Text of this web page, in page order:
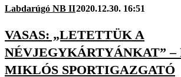
Labdarúgó NB II2020.12.30. 16:51
VASAS: „LETETTÜK A
NÉVJEGYKÁRTYÁNKAT” –
MIKLÓS SPORTIGAZGATÓ